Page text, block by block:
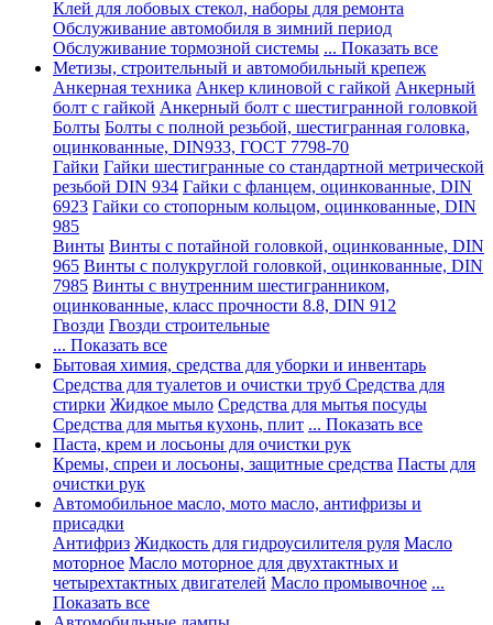
Клей для лобовых стекол, наборы для ремонта
Обслуживание автомобиля в зимний период
Обслуживание тормозной системы ... Показать все
Метизы, строительный и автомобильный крепеж
Анкерная техника Анкер клиновой с гайкой Анкерный
болт с гайкой Анкерный болт с шестигранной головкой
Болты Болты с полной резьбой, шестигранная головка,
оцинкованные, DIN933, ГОСТ 7798-70
Гайки Гайки шестигранные со стандартной метрической
резьбой DIN 934 Гайки с фланцем, оцинкованные, DIN
6923 Гайки со стопорным кольцом, оцинкованные, DIN
985
Винты Винты с потайной головкой, оцинкованные, DIN
965 Винты с полукруглой головкой, оцинкованные, DIN
7985 Винты с внутренним шестигранником,
оцинкованные, класс прочности 8.8, DIN 912
Гвозди Гвозди строительные
... Показать все
Бытовая химия, средства для уборки и инвентарь
Средства для туалетов и очистки труб Средства для
стирки Жидкое мыло Средства для мытья посуды
Средства для мытья кухонь, плит ... Показать все
Паста, крем и лосьоны для очистки рук
Кремы, спреи и лосьоны, защитные средства Пасты для
очистки рук
Автомобильное масло, мото масло, антифризы и
присадки
Антифриз Жидкость для гидроусилителя руля Масло
моторное Масло моторное для двухтактных и
четырехтактных двигателей Масло промывочное ...
Показать все